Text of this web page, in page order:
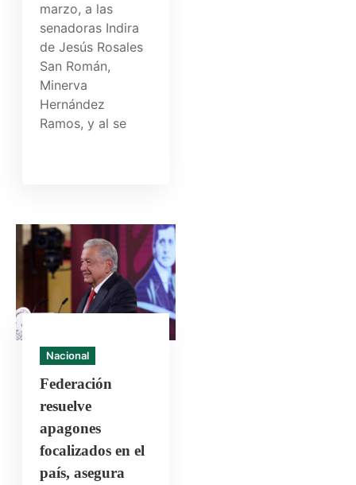
marzo, a las
senadoras Indira
de Jesús Rosales
San Román,
Minerva
Hernández
Ramos, y al se
Nacional
Federación
resuelve
apagones
focalizados en el
país, asegura